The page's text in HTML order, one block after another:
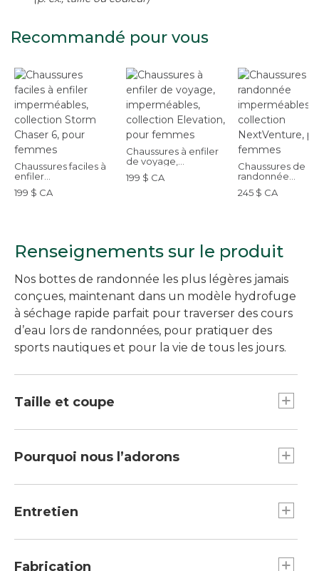
Recommandé pour vous
Chaussures faciles à
enfiler
imperméables,
collection Storm
199 $ CA
Chaussures à enfiler
de voyage,
imperméables,
collection Elevation,
199 $ CA
Chaussures de
randonnée
imperméables,
collection
245 $ CA
Renseignements sur le produit
Nos bottes de randonnée les plus légères jamais
conçues, maintenant dans un modèle hydrofuge
à séchage rapide parfait pour traverser des cours
d’eau lors de randonnées, pour pratiquer des
sports nautiques et pour la vie de tous les jours.
Taille et coupe
Pourquoi nous l’adorons
randonnée de la collection Elevation, que nos
polyvalente et résistante à l’eau. Outre la
légèreté et la respirabilité de la tige, le talon
Entretien
Fabrication